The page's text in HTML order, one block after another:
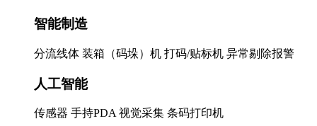
智能制造
分流线体 装箱（码垛）机 打码/贴标机 异常剔除报警
人工智能
传感器 手持PDA 视觉采集 条码打印机